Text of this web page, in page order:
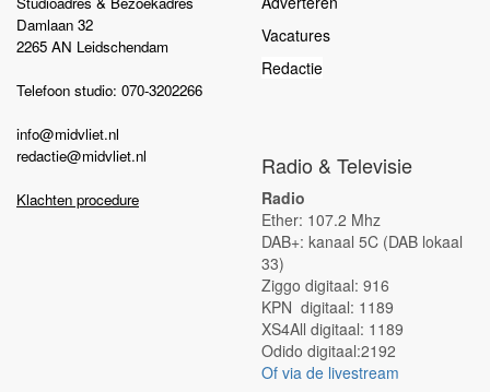
Damlaan 32
2265 AN Leidschendam
Telefoon studio: 070-3202266
info@midvliet.nl
redactie@midvliet.nl
Klachten procedure
Vacatures
Redactie
Radio & Televisie
Radio
Ether: 107.2 Mhz
DAB+: kanaal 5C (DAB lokaal
33)
Ziggo digitaal: 916
KPN digitaal: 1189
XS4All digitaal: 1189
Odido digitaal:2192
Of via de livestream